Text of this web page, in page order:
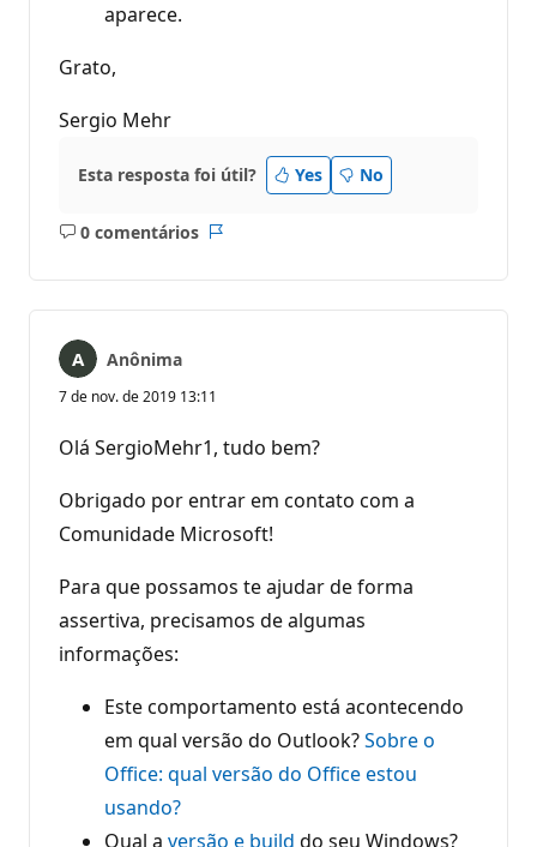
aparece.
Grato,
Sergio Mehr
Esta resposta foi útil? Yes No
0 comentários
Sem
Anônima
7 de nov. de 2019 13:11
Olá SergioMehr1, tudo bem?
Obrigado por entrar em contato com a
Comunidade Microsoft!
Para que possamos te ajudar de forma
assertiva, precisamos de algumas
informações:
Este comportamento está acontecendo
em qual versão do Outlook?Sobre o
Office: qual versão do Office estou
usando?
Qual a versão e build do seu Windows?